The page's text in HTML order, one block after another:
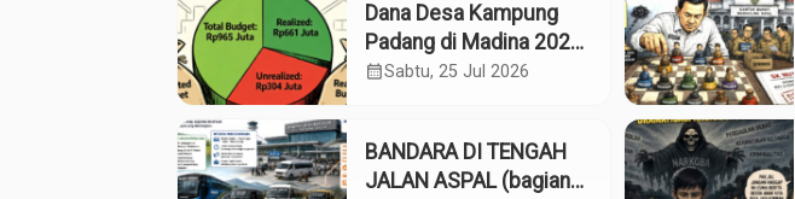
Dana Desa Kampung
Padang di Madina 2025:
Pagu Rp965 Juta,
calendar_monthSabtu, 25 Jul 2026
BANDARA DI TENGAH
JALAN ASPAL (bagian